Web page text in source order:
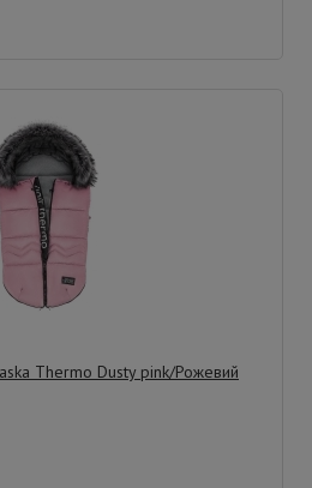
Thermo Dusty pink/Рожевий